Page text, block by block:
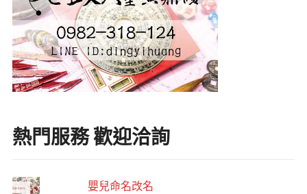
熱門服務 歡迎洽詢
嬰兒命名改名